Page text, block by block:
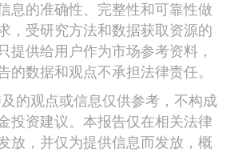
息的准确性、完整性和可靠性做
，受研究方法和数据获取资源的
提供给用户作为市场参考资料，
的数据和观点不承担法律责任。
的观点或信息仅供参考，不构成
投资建议。本报告仅在相关法律
放，并仅为提供信息而发放，概